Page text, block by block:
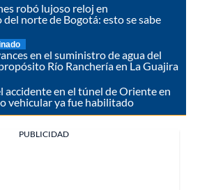
robó lujoso reloj en
norte de Bogotá: esto se sabe
en el suministro de agua del
Río Ranchería en La Guajira
accidente en el túnel de Oriente en
vehicular ya fue habilitado
PUBLICIDAD